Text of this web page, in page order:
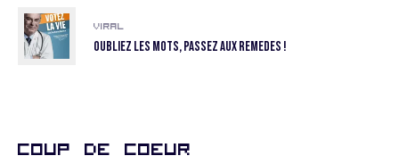
Viral
Oubliez les mots, passez aux remedes !
Coup de coeur